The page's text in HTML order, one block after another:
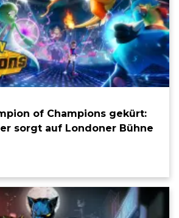
of Champions gekürt:
sorgt auf Londoner Bühne